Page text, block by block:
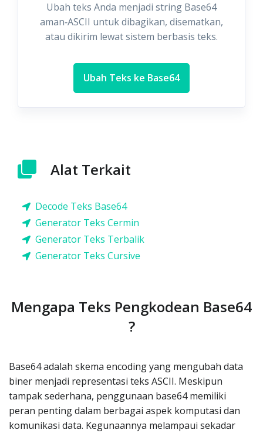
Ubah teks Anda menjadi string Base64
aman‑ASCII untuk dibagikan, disematkan,
atau dikirim lewat sistem berbasis teks.
Ubah Teks ke Base64
Alat Terkait
Decode Teks Base64
Generator Teks Cermin
Generator Teks Terbalik
Generator Teks Cursive
Mengapa Teks Pengkodean Base64
?
Base64 adalah skema encoding yang mengubah data
biner menjadi representasi teks ASCII. Meskipun
tampak sederhana, penggunaan base64 memiliki
peran penting dalam berbagai aspek komputasi dan
komunikasi data. Kegunaannya melampaui sekadar